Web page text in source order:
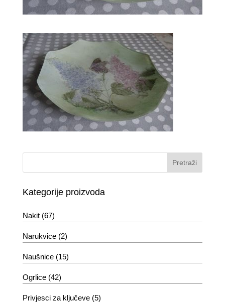
Kategorije proizvoda
Nakit (67)
Narukvice (2)
Naušnice (15)
Ogrlice (42)
Privjesci za ključeve (5)